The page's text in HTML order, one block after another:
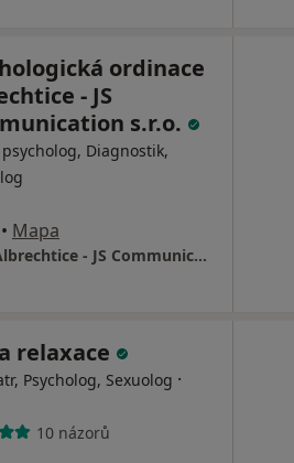
ordinace
- JS
s.r.o.
psycholog, Diagnostik,
• Mapa
Psychologická ordinace Albrechtice - JS Communication s.r.o.
relaxace
Psycholog, Sexuolog ·
10 názorů